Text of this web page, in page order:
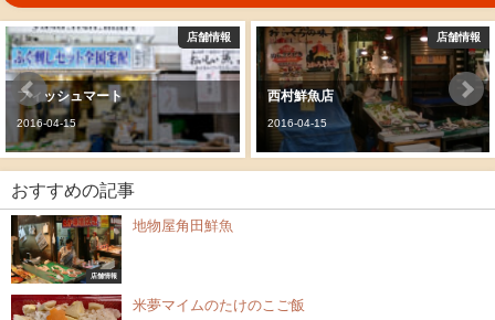
店舗情報
ッシュマート
04-15
店舗情報
西村鮮魚店
2016-04-15
おすすめの記事
店舗情報
地物屋角田鮮魚
米夢マイムのたけのこご飯